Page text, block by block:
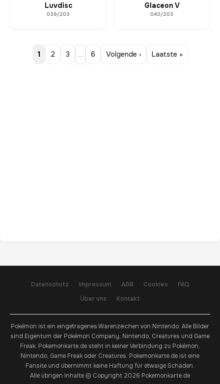
Luvdisc
039/203
Glaceon V
040/203
1 2 3 … 6 Volgende › Laatste »
Datenschutz Impressum AGB Cookies
FAQ
Über uns
Kontakt
Pokémon ist ein eingetragenes Warenzeichen von Nintendo. Alle Bilder
sind Eigentum der Pokémon Company, Nintendo, Creatures und Game
Freak. Pokemonkarte.de steht in keiner Verbindung zu Pokémon,
Nintendo, Game Freak oder Creatures. Pokemonkarte.de ist eine
Fansite und übernimmt keine Haftung für etwaige Schäden.
Alle übrigen Inhalte © Copyright 2026 Pokemonkarte.de